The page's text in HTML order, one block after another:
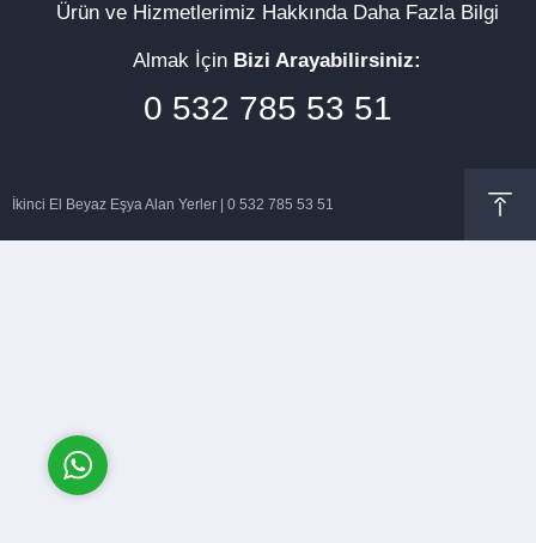
Ürün ve Hizmetlerimiz Hakkında Daha Fazla Bilgi
Almak İçin Bizi Arayabilirsiniz:
0 532 785 53 51
İkinci El Beyaz Eşya Alan Yerler | 0 532 785 53 51